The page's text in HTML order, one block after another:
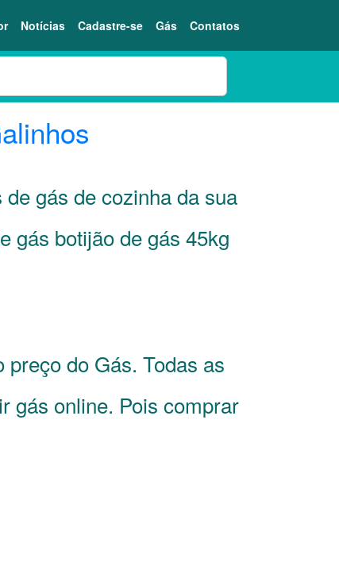
Notícias Cadastre-se Gás Contatos
gás de cozinha da sua
gás botijão de gás 45kg
do Gás. Todas as
gás online. Pois comprar